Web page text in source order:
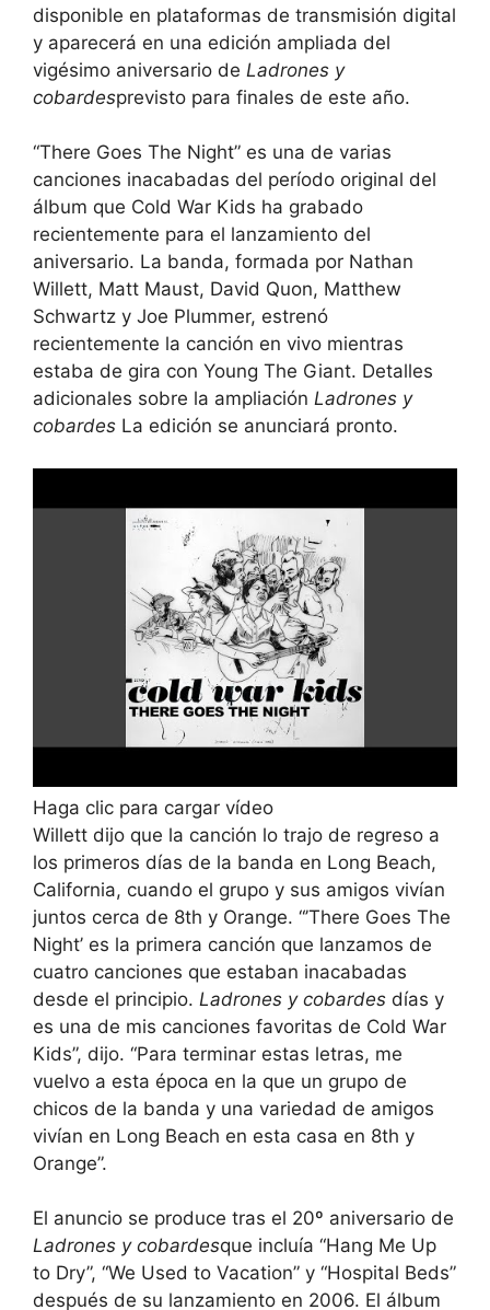
disponible en plataformas de transmisión digital
y aparecerá en una edición ampliada del
vigésimo aniversario de Ladrones y
cobardesprevisto para finales de este año.
“There Goes The Night” es una de varias
canciones inacabadas del período original del
álbum que Cold War Kids ha grabado
recientemente para el lanzamiento del
aniversario. La banda, formada por Nathan
Willett, Matt Maust, David Quon, Matthew
Schwartz y Joe Plummer, estrenó
recientemente la canción en vivo mientras
estaba de gira con Young The Giant. Detalles
adicionales sobre la ampliación Ladrones y
cobardes La edición se anunciará pronto.
Haga clic para cargar vídeo
Willett dijo que la canción lo trajo de regreso a
los primeros días de la banda en Long Beach,
California, cuando el grupo y sus amigos vivían
juntos cerca de 8th y Orange. “’There Goes The
Night’ es la primera canción que lanzamos de
cuatro canciones que estaban inacabadas
desde el principio. Ladrones y cobardes días y
es una de mis canciones favoritas de Cold War
Kids”, dijo. “Para terminar estas letras, me
vuelvo a esta época en la que un grupo de
chicos de la banda y una variedad de amigos
vivían en Long Beach en esta casa en 8th y
Orange”.
El anuncio se produce tras el 20º aniversario de
Ladrones y cobardesque incluía “Hang Me Up
to Dry”, “We Used to Vacation” y “Hospital Beds”
después de su lanzamiento en 2006. El álbum